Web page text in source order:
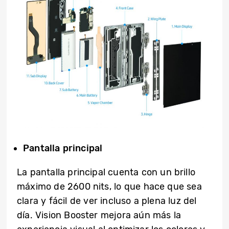
Pantalla principal
La pantalla principal cuenta con un brillo
máximo de 2600 nits, lo que hace que sea
clara y fácil de ver incluso a plena luz del
día. Vision Booster mejora aún más la